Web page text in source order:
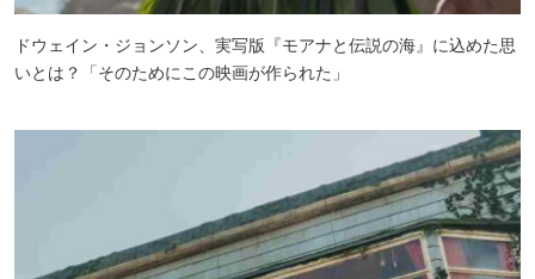
ドウェイン・ジョンソン、実写版『モアナと伝説の海』に込めた思
いとは？「そのためにこの映画が作られた」